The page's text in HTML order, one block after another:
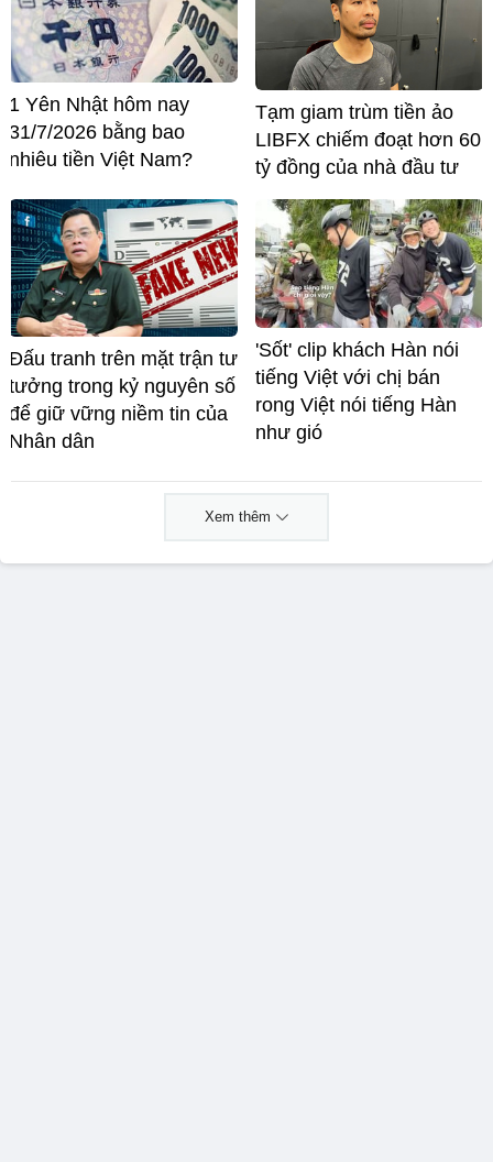
1 Yên Nhật hôm nay
31/7/2026 bằng bao
nhiêu tiền Việt Nam?
Tạm giam trùm tiền ảo
LIBFX chiếm đoạt hơn 60
tỷ đồng của nhà đầu tư
Đấu tranh trên mặt trận tư
tưởng trong kỷ nguyên số
để giữ vững niềm tin của
Nhân dân
'Sốt' clip khách Hàn nói
tiếng Việt với chị bán
rong Việt nói tiếng Hàn
như gió
Xem thêm